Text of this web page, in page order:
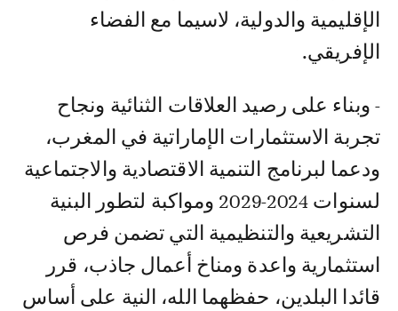
الإقليمية والدولية، لاسيما مع الفضاء
الإفريقي.
- وبناء على رصيد العلاقات الثنائية ونجاح
تجربة الاستثمارات الإماراتية في المغرب،
ودعما لبرنامج التنمية الاقتصادية والاجتماعية
لسنوات 2024-2029 ومواكبة لتطور البنية
التشريعية والتنظيمية التي تضمن فرص
استثمارية واعدة ومناخ أعمال جاذب، قرر
قائدا البلدين، حفظهما الله، النية على أساس